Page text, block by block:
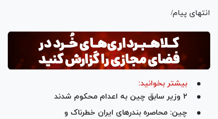
انتهای پیام/
بیشتر بخوانید:
۲ وزیر سابق چین به اعدام محکوم شدند
چین: محاصره بندرهای ایران خطرناک و